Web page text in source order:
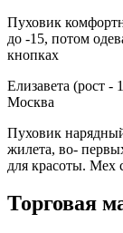
Пуховик
до -15, потом
кнопках
Елизавета (рост -
Москва
Пуховик
жилета, во-
для красоты. Мех
Торговая